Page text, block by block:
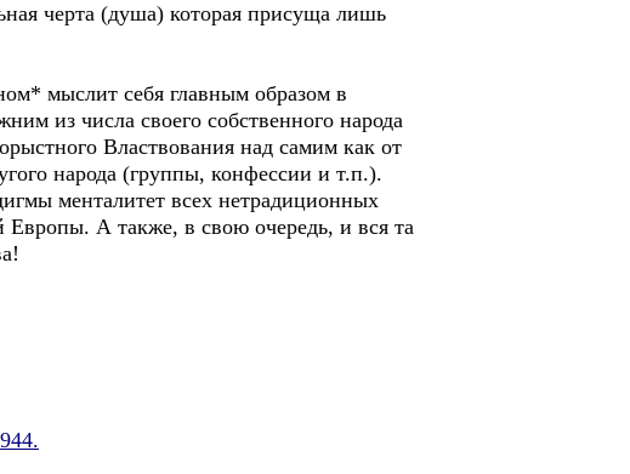
черта (душа) которая присуща лишь
мыслит себя главным образом в
из числа своего собственного народа
Властвования над самим как от
народа (группы, конфессии и т.п.).
менталитет всех нетрадиционных
Европы. А также, в свою очередь, и вся та